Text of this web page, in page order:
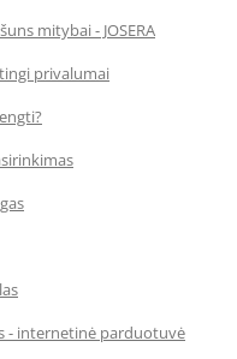
mitybai - JOSERA
privalumai
- internetinė parduotuvė